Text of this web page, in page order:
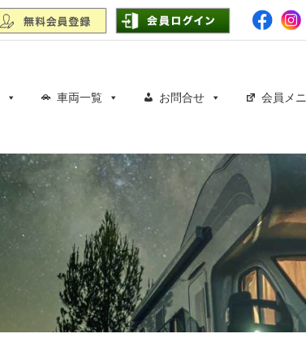
車両一覧 お問合せ 会員メ